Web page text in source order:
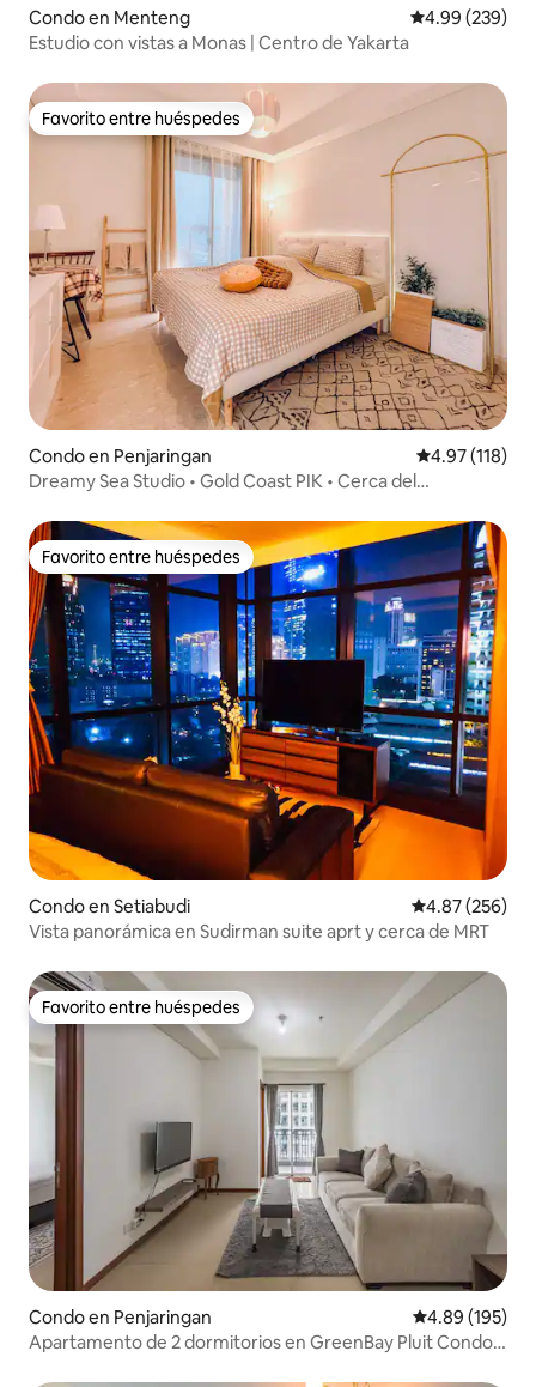
Condo en Menteng Calificación
4.99 (239)
Estudio con vistas a Monas | Centro de Yakarta
Favorito entre huéspedes
Favorito entre huéspedes
Condo en Penjaringan Calificación
4.97 (118)
Dreamy Sea Studio • Gold Coast PIK • Cerca del
Favorito entre huéspedes
Favorito entre huéspedes
Condo en Setiabudi Calificación
4.87 (256)
Vista panorámica en Sudirman suite aprt y cerca de MRT
Favorito entre huéspedes
Favorito entre huéspedes
Condo en Penjaringan Calificación
4.89 (195)
Apartamento de 2 dormitorios en GreenBay Pluit Condo